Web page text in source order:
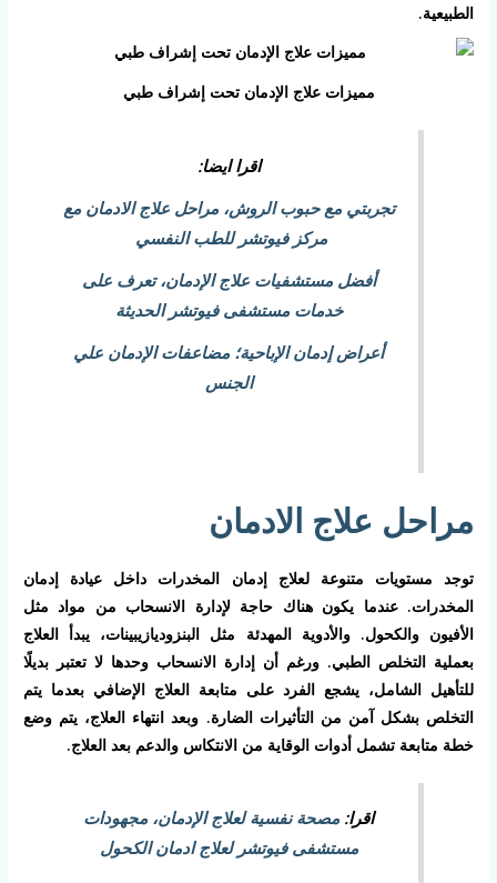
الطبيعية.
مميزات علاج الإدمان تحت إشراف طبي
اقرا ايضا:
تجربتي مع حبوب الروش، مراحل علاج الادمان مع
مركز فيوتشر للطب النفسي
أفضل مستشفيات علاج الإدمان، تعرف على
خدمات مستشفى فيوتشر الحديثة
أعراض إدمان الإباحية؛ مضاعفات الإدمان علي
الجنس
مراحل علاج الادمان
توجد مستويات متنوعة لعلاج إدمان المخدرات داخل عيادة إدمان
المخدرات. عندما يكون هناك حاجة لإدارة الانسحاب من مواد مثل
الأفيون والكحول. والأدوية المهدئة مثل البنزوديازيبينات، يبدأ العلاج
بعملية التخلص الطبي. ورغم أن إدارة الانسحاب وحدها لا تعتبر بديلًا
للتأهيل الشامل، يشجع الفرد على متابعة العلاج الإضافي بعدما يتم
التخلص بشكل آمن من التأثيرات الضارة. وبعد انتهاء العلاج، يتم وضع
خطة متابعة تشمل أدوات الوقاية من الانتكاس والدعم بعد العلاج.
اقرا: مصحة نفسية لعلاج الإدمان، مجهودات
مستشفى فيوتشر لعلاج ادمان الكحول